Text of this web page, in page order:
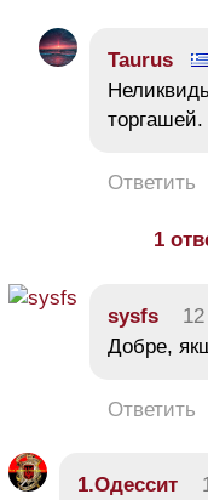
Taurus
торгашей.
Ответить
1
sysfs
Добре,
Ответить
1.Одессит